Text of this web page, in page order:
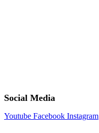
Social Media
Youtube Facebook Instagram